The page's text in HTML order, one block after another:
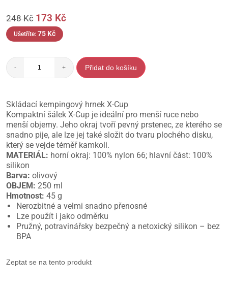
248Kč 173 Kč
Ušetříte: 75 Kč
- + Přidat do košíku
Skládací kempingový hrnek X-Cup
Kompaktní šálek X-Cup je ideální pro menší ruce nebo
menší objemy. Jeho okraj tvoří pevný prstenec, ze kterého se
snadno pije, ale lze jej také složit do tvaru plochého disku,
který se vejde téměř kamkoli.
MATERIÁL: horní okraj: 100% nylon 66; hlavní část: 100%
silikon
Barva: olivový
OBJEM: 250 ml
Hmotnost: 45 g
Nerozbitné a velmi snadno přenosné
Lze použít i jako odměrku
Pružný, potravinářsky bezpečný a netoxický silikon – bez
BPA
Zeptat se na tento produkt